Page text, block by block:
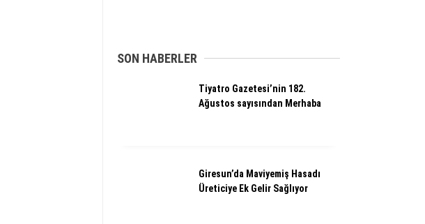
SON HABERLER
Tiyatro Gazetesi’nin 182.
Ağustos sayısından Merhaba
Giresun’da Maviyemiş Hasadı
Üreticiye Ek Gelir Sağlıyor